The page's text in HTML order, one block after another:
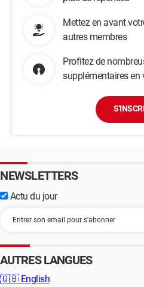
Mettez en avant
autres membres
Profitez de
supplémentaires en
NEWSLETTERS
Actu du jour
AUTRES LANGUES
🇬🇧 English